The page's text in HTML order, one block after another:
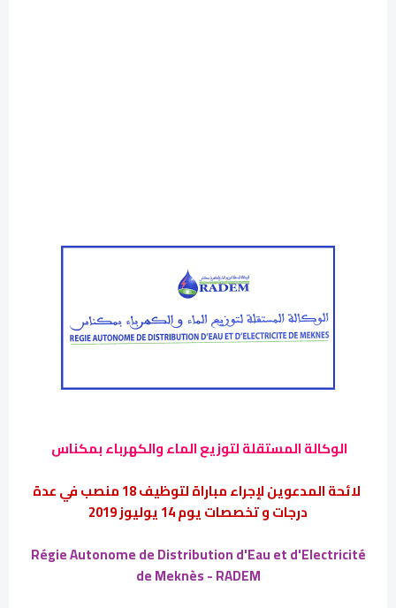
الوكالة المستقلة لتوزيع الماء والكهرباء بمكناس
لائحة المدعوين لإجراء مباراة لتوظيف 18 منصب في عدة
درجات و تخصصات يوم 14 يوليوز 2019
Régie Autonome de Distribution d'Eau et d'Electricité
de Meknès - RADEM